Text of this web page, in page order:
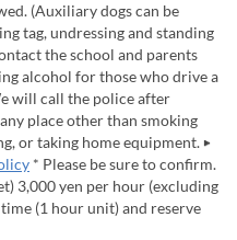
(Auxiliary dogs can be
tag, undressing and standing
the school and parents
alcohol for those who drive a
will call the police after
place other than smoking
or taking home equipment. ▶
* Please be sure to confirm.
3,000 yen per hour (excluding
(1 hour unit) and reserve